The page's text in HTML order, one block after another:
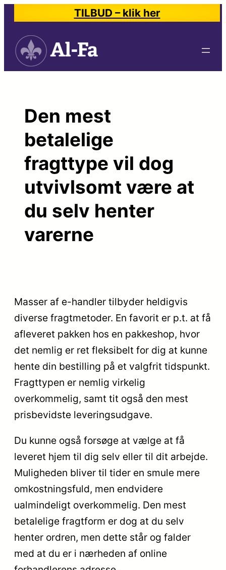
indhold
TILBUD – klik her
Den mest
betalelige
fragttype vil dog
utvivlsomt være at
du selv henter
varerne
Masser af e-handler tilbyder heldigvis
diverse fragtmetoder. En favorit er p.t. at få
afleveret pakken hos en pakkeshop, hvor
det nemlig er ret fleksibelt for dig at kunne
hente din bestilling på et valgfrit tidspunkt.
Fragttypen er nemlig virkelig
overkommelig, samt tit også den mest
prisbevidste leveringsudgave.
Du kunne også forsøge at vælge at få
leveret hjem til dig selv eller til dit arbejde.
Muligheden bliver til tider en smule mere
omkostningsfuld, men endvidere
ualmindeligt overkommelig. Den mest
betalelige fragtform er dog at du selv
henter ordren, men dette står og falder
med at du er i nærheden af online